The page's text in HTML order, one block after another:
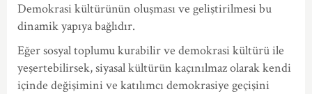
Demokrasi kültürünün oluşması ve geliştirilmesi bu
dinamik yapıya bağlıdır.
Eğer sosyal toplumu kurabilir ve demokrasi kültürü ile
yeşertebilirsek, siyasal kültürün kaçınılmaz olarak kendi
içinde değişimini ve katılımcı demokrasiye geçişini